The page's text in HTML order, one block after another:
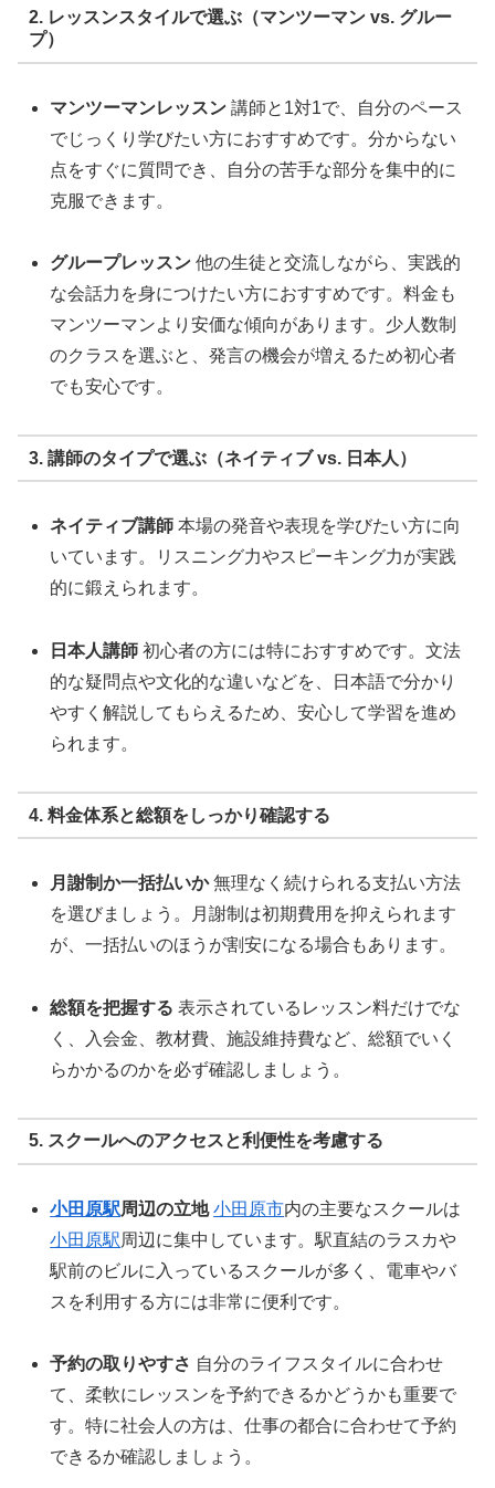
2. レッスンスタイルで選ぶ（マンツーマン vs. グルー
プ）
マンツーマンレッスン 講師と1対1で、自分のペース
でじっくり学びたい方におすすめです。分からない
点をすぐに質問でき、自分の苦手な部分を集中的に
克服できます。
グループレッスン 他の生徒と交流しながら、実践的
な会話力を身につけたい方におすすめです。料金も
マンツーマンより安価な傾向があります。少人数制
のクラスを選ぶと、発言の機会が増えるため初心者
でも安心です。
3. 講師のタイプで選ぶ（ネイティブ vs. 日本人）
ネイティブ講師 本場の発音や表現を学びたい方に向
いています。リスニング力やスピーキング力が実践
的に鍛えられます。
日本人講師 初心者の方には特におすすめです。文法
的な疑問点や文化的な違いなどを、日本語で分かり
やすく解説してもらえるため、安心して学習を進め
られます。
4. 料金体系と総額をしっかり確認する
月謝制か一括払いか無理なく続けられる支払い方法
を選びましょう。月謝制は初期費用を抑えられます
が、一括払いのほうが割安になる場合もあります。
総額を把握する 表示されているレッスン料だけでな
く、入会金、教材費、施設維持費など、総額でいく
らかかるのかを必ず確認しましょう。
5. スクールへのアクセスと利便性を考慮する
小田原駅周辺の立地 小田原市内の主要なスクールは
小田原駅周辺に集中しています。駅直結のラスカや
駅前のビルに入っているスクールが多く、電車やバ
スを利用する方には非常に便利です。
予約の取りやすさ 自分のライフスタイルに合わせ
て、柔軟にレッスンを予約できるかどうかも重要で
す。特に社会人の方は、仕事の都合に合わせて予約
できるか確認しましょう。